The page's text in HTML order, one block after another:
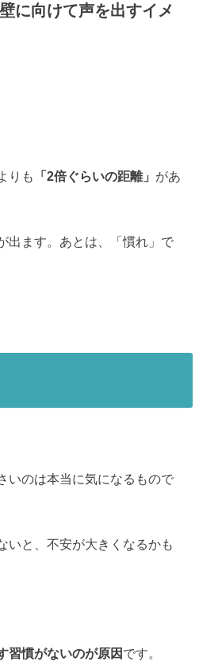
に向けて声を出すイメ
りも 「2倍ぐらいの距離」 があ
出ます。あとは、「慣れ」で
いのは本当に気になるもので
いと、不安が大きくなるかも
習慣がないのが原因 です。